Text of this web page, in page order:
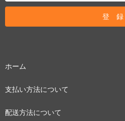
ホーム
支払い方法について
配送方法について